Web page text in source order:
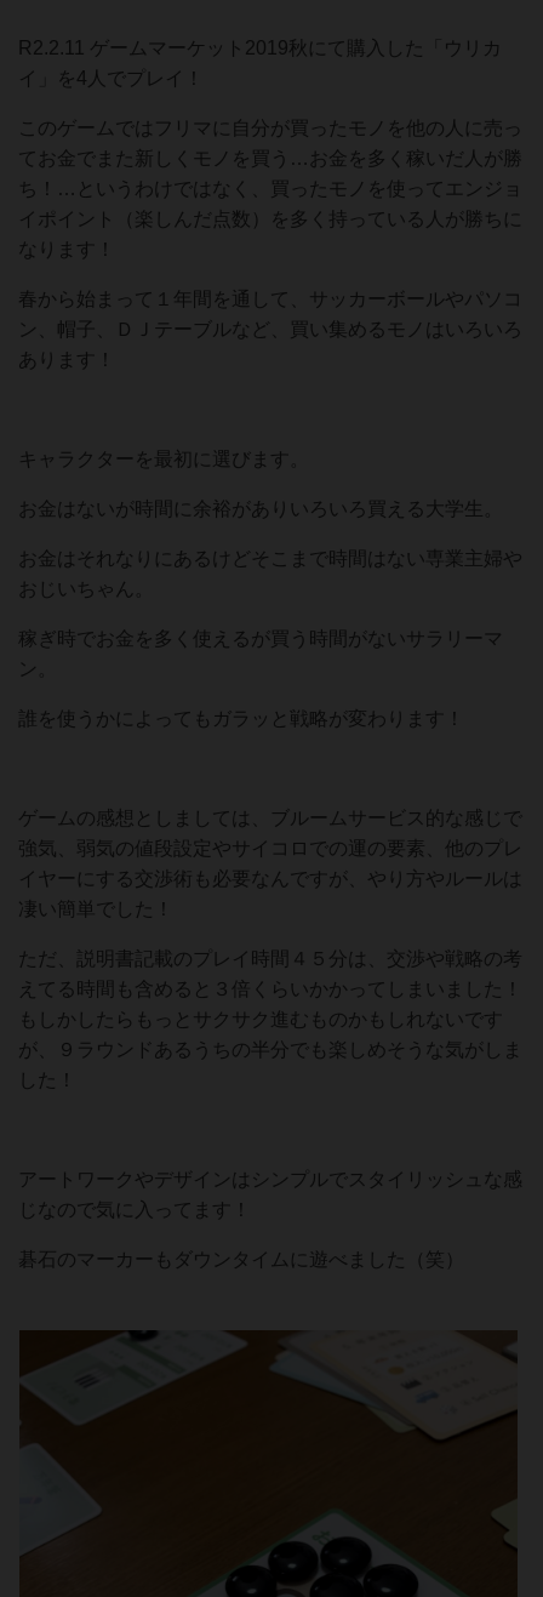
R2.2.11 ゲームマーケット2019秋にて購入した「ウリカ
イ」を4人でプレイ！
このゲームではフリマに自分が買ったモノを他の人に売っ
てお金でまた新しくモノを買う…お金を多く稼いだ人が勝
ち！…というわけではなく、買ったモノを使ってエンジョ
イポイント（楽しんだ点数）を多く持っている人が勝ちに
なります！
春から始まって１年間を通して、サッカーボールやパソコ
ン、帽子、ＤＪテーブルなど、買い集めるモノはいろいろ
あります！
キャラクターを最初に選びます。
お金はないが時間に余裕がありいろいろ買える大学生。
お金はそれなりにあるけどそこまで時間はない専業主婦や
おじいちゃん。
稼ぎ時でお金を多く使えるが買う時間がないサラリーマ
ン。
誰を使うかによってもガラッと戦略が変わります！
ゲームの感想としましては、ブルームサービス的な感じで
強気、弱気の値段設定やサイコロでの運の要素、他のプレ
イヤーにする交渉術も必要なんですが、やり方やルールは
凄い簡単でした！
ただ、説明書記載のプレイ時間４５分は、交渉や戦略の考
えてる時間も含めると３倍くらいかかってしまいました！
もしかしたらもっとサクサク進むものかもしれないです
が、９ラウンドあるうちの半分でも楽しめそうな気がしま
した！
アートワークやデザインはシンプルでスタイリッシュな感
じなので気に入ってます！
碁石のマーカーもダウンタイムに遊べました（笑）